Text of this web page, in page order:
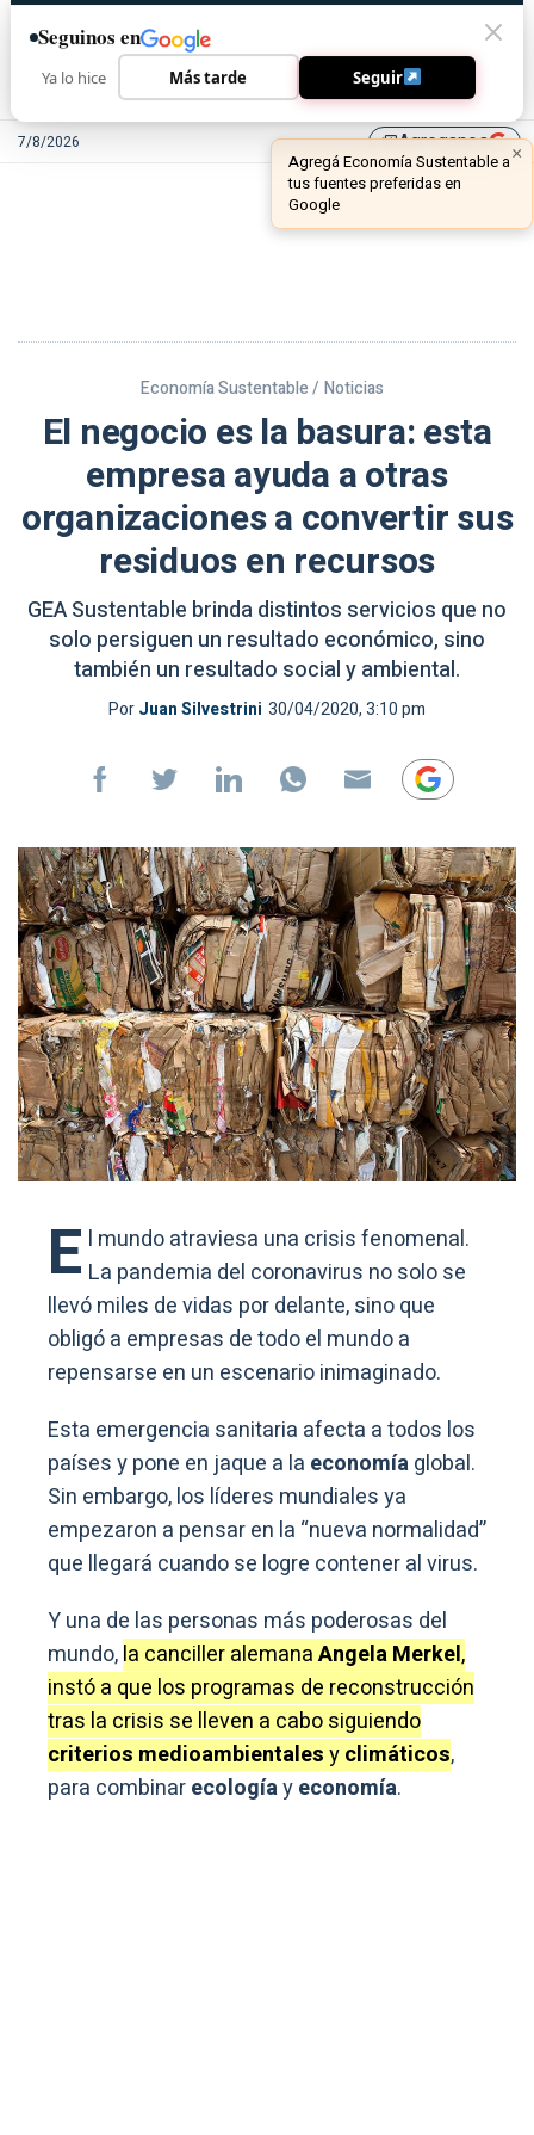
7/8/2026 library_addAgreganos
Economía Sustentable / Noticias
El negocio es la basura: esta
empresa ayuda a otras
organizaciones a convertir sus
residuos en recursos
GEA Sustentable brinda distintos servicios que no
solo persiguen un resultado económico, sino
también un resultado social y ambiental.
PorJuan Silvestrini 30/04/2020, 3:10 pm
E l mundo atraviesa una crisis fenomenal.
La pandemia del coronavirus no solo se
llevó miles de vidas por delante, sino que
obligó a empresas de todo el mundo a
repensarse en un escenario inimaginado.
Esta emergencia sanitaria afecta a todos los
países y pone en jaque a la economíaglobal.
Sin embargo, los líderes mundiales ya
empezaron a pensar en la “nueva normalidad”
que llegará cuando se logre contener al virus.
Y una de las personas más poderosas del
mundo,la canciller alemanaAngela Merkel,
instó a que los programas de reconstrucción
tras la crisis se lleven a cabo siguiendo
criterios medioambientalesyclimáticos,
para combinarecologíayeconomía.
Seguinos en
Ya lo hice Más tarde Seguir